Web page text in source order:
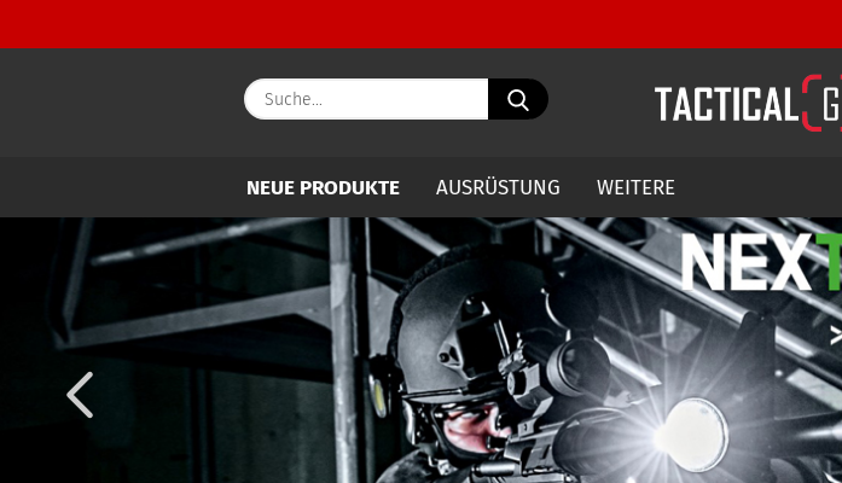
Suche...
NEUE PRODUKTE AUSRÜSTUNG WEITERE